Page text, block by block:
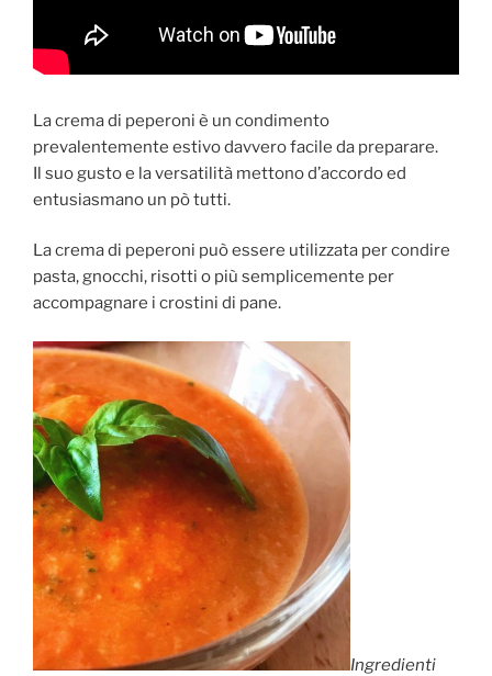
La crema di peperoni è un condimento
prevalentemente estivo davvero facile da preparare.
Il suo gusto e la versatilità mettono d’accordo ed
entusiasmano un pò tutti.
La crema di peperoni può essere utilizzata per condire
pasta, gnocchi, risotti o più semplicemente per
accompagnare i crostini di pane.
Ingredienti